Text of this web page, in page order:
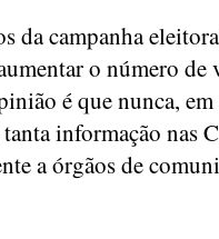
da campanha
o número de
é que nunca,
informação nas
a órgãos de